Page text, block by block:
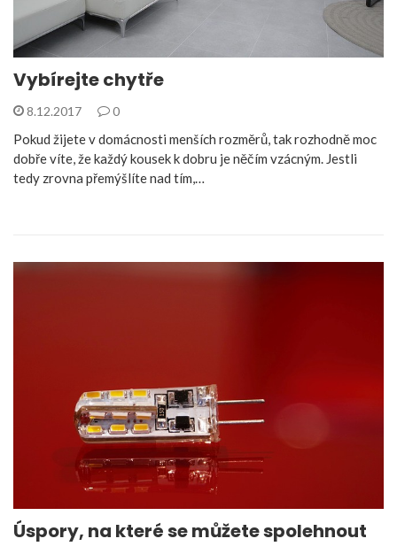
Vybírejte chytře
8.12.2017 0
Pokud žijete v domácnosti menších rozměrů, tak rozhodně moc
dobře víte, že každý kousek k dobru je něčím vzácným. Jestli
tedy zrovna přemýšlíte nad tím,…
Úspory, na které se můžete spolehnout